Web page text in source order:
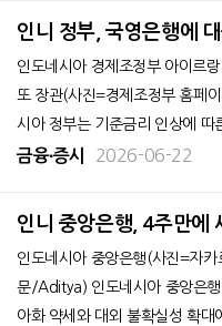
부실 운영 가능성 등이 주요 원인
자얀또 국세청장은 18일, 국
인니 정부, 국영은행에
인도네시아 경제조정부 아이르
또 장관(사진=경제조정부 홈페이지) 인
시아 정부는 기준금리 인상에 따
상승 압력에도 불구하고 국영은행
동시에 국영은행들이 정부 핵심
강조했다. 아이르랑가 하르따르
부 장관은
금융∙증시 2026-06-22
인니 중앙은행, 4주만
인도네시아 중앙은행(사진=자카
문/Aditya) 인도네시아 중앙은행
아화 약세와 대외 불확실성 확대